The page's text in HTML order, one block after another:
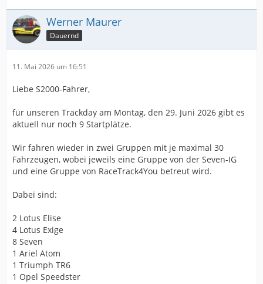
Werner Maurer
Dauernd
11. Mai 2026 um 16:51
Liebe S2000-Fahrer,
für unseren Trackday am Montag, den 29. Juni 2026 gibt es
aktuell nur noch 9 Startplätze.
Wir fahren wieder in zwei Gruppen mit je maximal 30
Fahrzeugen, wobei jeweils eine Gruppe von der Seven-IG
und eine Gruppe von RaceTrack4You betreut wird.
Dabei sind:
2 Lotus Elise
4 Lotus Exige
8 Seven
1 Ariel Atom
1 Triumph TR6
1 Opel Speedster